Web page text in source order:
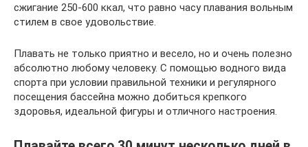
сжигание 250-600 ккал, что равно часу плавания вольным
стилем в свое удовольствие.
Плавать не только приятно и весело, но и очень полезно
абсолютно любому человеку. С помощью водного вида
спорта при условии правильной техники и регулярного
посещения бассейна можно добиться крепкого
здоровья, идеальной фигуры и отличного настроения.